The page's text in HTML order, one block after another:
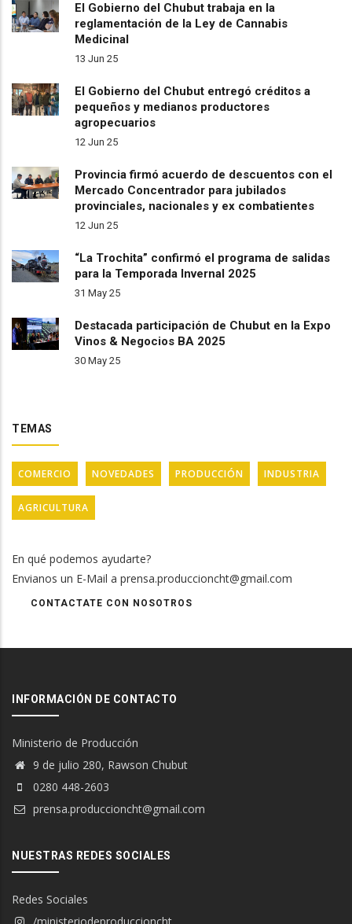
El Gobierno del Chubut trabaja en la
reglamentación de la Ley de Cannabis
Medicinal
13 Jun 25
El Gobierno del Chubut entregó créditos a
pequeños y medianos productores
agropecuarios
12 Jun 25
Provincia firmó acuerdo de descuentos con el
Mercado Concentrador para jubilados
provinciales, nacionales y ex combatientes
12 Jun 25
“La Trochita” confirmó el programa de salidas
para la Temporada Invernal 2025
31 May 25
Destacada participación de Chubut en la Expo
Vinos & Negocios BA 2025
30 May 25
TEMAS
COMERCIO NOVEDADES PRODUCCIÓN INDUSTRIA
AGRICULTURA
En qué podemos ayudarte?
Envianos un E-Mail a prensa.produccioncht@gmail.com
CONTACTATE CON NOSOTROS
INFORMACIÓN DE CONTACTO
Ministerio de Producción
9 de julio 280, Rawson Chubut
0280 448-2603
prensa.produccioncht@gmail.com
NUESTRAS REDES SOCIALES
Redes Sociales